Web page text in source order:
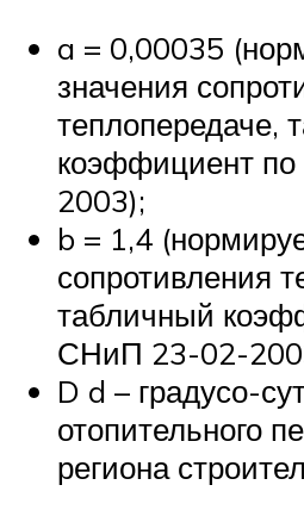
a = 0,00035
значения
теплопередаче,
коэффициент
2003);
b = 1,4
сопротивления
табличный
СНиП 23-02-
D d – градусо-
отопительного
региона